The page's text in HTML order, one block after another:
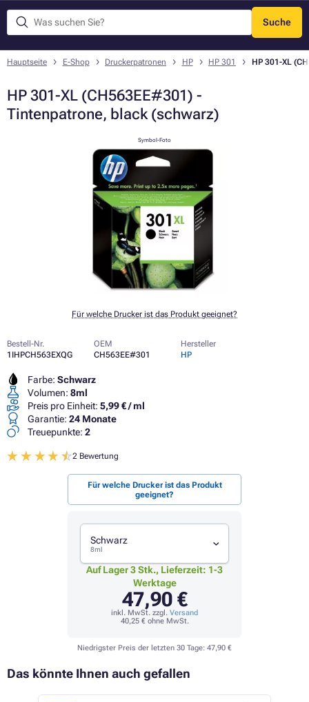
Suche
Menü
Hauptseite E-Shop Druckerpatronen HP HP 301 HP 301-XL
HP 301-XL (CH563EE#301) -
Tintenpatrone, black (schwarz)
Symbol-Foto
Für welche Drucker ist das Produkt geeignet?
Bestell-Nr.
1IHPCH563EXQG
OEM
CH563EE#301
Hersteller
HP
Farbe: Schwarz
Volumen: 8ml
Preis pro Einheit: 5,99 € / ml
Garantie: 24 Monate
Treuepunkte: 2
2 Bewertung
Für welche Drucker ist das Produkt
geeignet?
Schwarz
8ml
Auf Lager 3 Stk., Lieferzeit: 1-3
Werktage
47,90 €
inkl. MwSt. zzgl. Versand
40,25 €ohne MwSt.
Niedrigster Preis der letzten 30 Tage: 47,90 €
Das könnte Ihnen auch gefallen